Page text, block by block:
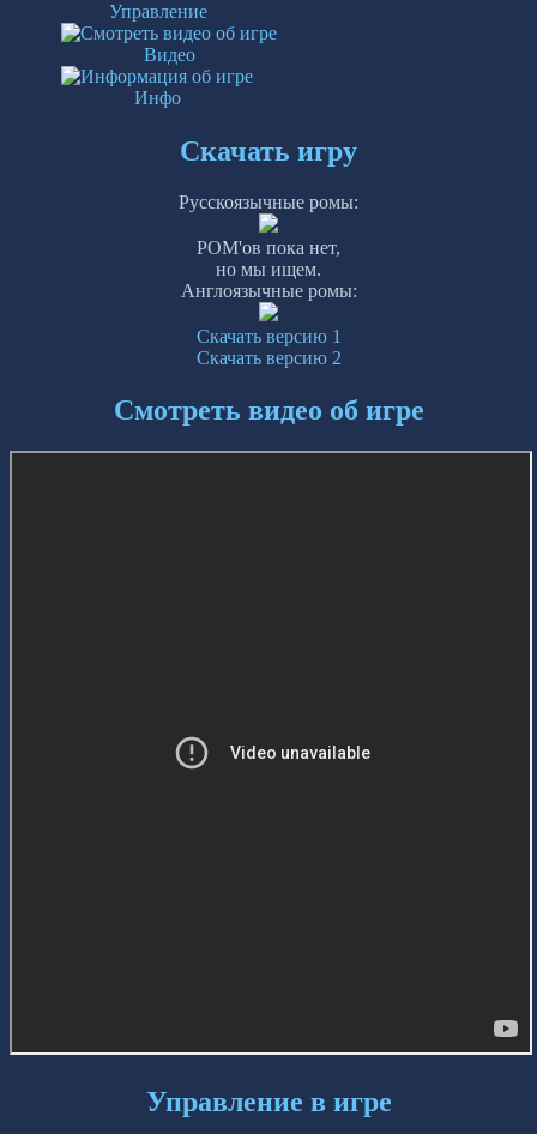
Управление
Видео
Инфо
Скачать игру
Русскоязычные ромы:
РОМ'ов пока нет,
но мы ищем.
Англоязычные ромы:
Скачать версию 1
Скачать версию 2
Смотреть видео об игре
Управление в игре